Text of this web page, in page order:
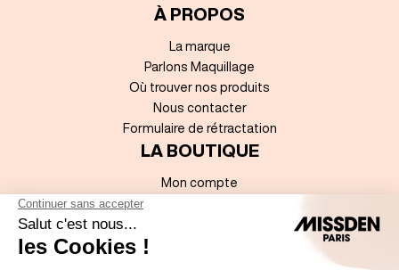
À PROPOS
La marque
Parlons Maquillage
Où trouver nos produits
Nous contacter
Formulaire de rétractation
LA BOUTIQUE
Mon compte
Accessibilité numérique